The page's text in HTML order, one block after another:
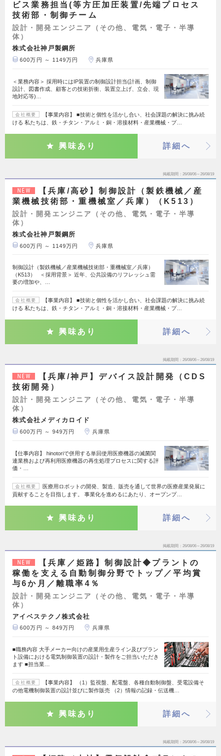
ビス業務担当(等方圧加圧装置/先端プロセス
技術部・制御チーム
設計・開発エンジニア（その他、電気・電子・半導
体）
株式会社神戸製鋼所
600万円 ～ 1149万円 兵庫県
＜業務内容＞ 採用時にはIP装置の制御設計担当(計画、制御
設計、図書作成、顧客との技術折衝、装置立上げ、立会、現
地対応等)…
会社概要
【事業内容】 ■技術と個性を活かし合い、社会課題の解決に挑み続
ける 私たちは、鉄・チタン・アルミ・銅・溶接材料・産業機械・プ…
興味あり 詳細へ
掲載期間 26/08/06～26/08/19
NEW
【兵庫/高砂】制御設計（製鉄機械／産
業機械技術部・重機械室／兵庫）（K513）
設計・開発エンジニア（その他、電気・電子・半導
体）
株式会社神戸製鋼所
600万円 ～ 1149万円 兵庫県
制御設計（製鉄機械／産業機械技術部・重機械室／兵庫）
（K513） ＜採用背景＞ 近年、公共設備のリフレッシュ需
要の増加や、…
会社概要
【事業内容】 ■技術と個性を活かし合い、社会課題の解決に挑み続
ける 私たちは、鉄・チタン・アルミ・銅・溶接材料・産業機械・プ…
興味あり 詳細へ
掲載期間 26/08/06～26/08/19
NEW
【兵庫/神戸】デバイス設計開発（CDS
技術開発）
設計・開発エンジニア（その他、電気・電子・半導
体）
株式会社メディカロイド
600万円 ～ 949万円 兵庫県
【仕事内容】 hinotoriで併用する単回使用医療機器の滅菌関
連業務および再利用医療機器の再生処理プロセスに関する評
価・…
会社概要
医療用ロボットの開発、製造、販売を通して世界の医療産業発展に
貢献することを目指します。 事業化を進めるにあたり、オープンプ…
興味あり 詳細へ
掲載期間 26/08/06～26/08/19
NEW
【兵庫／姫路】制御設計◆プラントの
稼働を支える自動制御分野でトップ／平均賞
与6か月／離職率4％
設計・開発エンジニア（その他、電気・電子・半導
体）
アイベステクノ株式会社
600万円 ～ 849万円 兵庫県
■職務内容 大手メーカー向けの産業用生産ライン及びプラン
ト設備における電気制御装置の設計・製作をご担当いただき
ます ■担当業…
会社概要
【事業内容】 （1）監視盤、配電盤、各種自動制御盤、受電設備そ
の他電機制御装置の設計並びに製作販売 （2）情報の記録・伝送機…
興味あり 詳細へ
掲載期間 26/08/06～26/08/19